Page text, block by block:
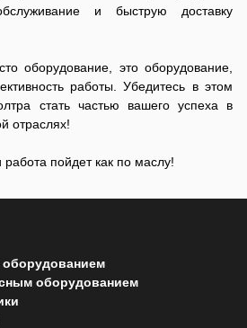
и быструю доставку
оборудование, это оборудование,
работы. Убедитесь в этом
стать частью вашего успеха в
отраслях!
пойдет как по маслу!
оборудованием